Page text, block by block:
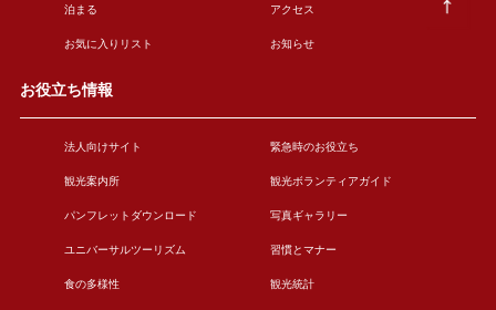
泊まる アクセス
お気に入りリスト お知らせ
お役立ち情報
法人向けサイト 緊急時のお役立ち
観光案内所 観光ボランティアガイド
パンフレットダウンロード 写真ギャラリー
ユニバーサルツーリズム 習慣とマナー
食の多様性 観光統計